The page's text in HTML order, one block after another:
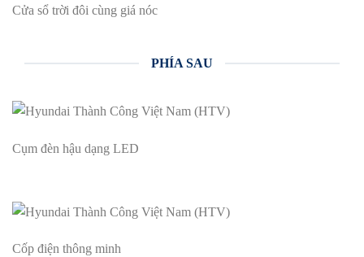
Cửa sổ trời đôi cùng giá nóc
PHÍA SAU
Cụm đèn hậu dạng LED
Cốp điện thông minh